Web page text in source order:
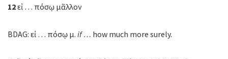
12εἰ … πόσῳ μᾶλλον
BDAG: εἰ … πόσῳ μ. if … how much more surely.